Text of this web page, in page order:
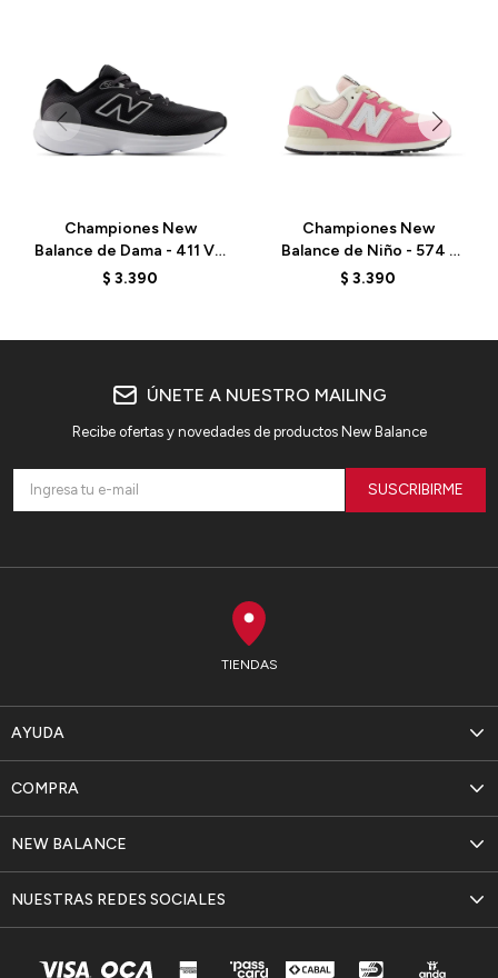
Championes New
Balance de Dama - 411 V4
- W4115L8 - BLACK
$ 3.390
Championes New
Balance de Niño - 574 -
PC574RBS - REAL PINK
$ 3.390
TIENDAS
AYUDA
NEW BALANCE
COMPRA
NUESTRAS REDES SOCIALES
ÚNETE A NUESTRO MAILING
Recibe ofertas y novedades de productos New Balance
SUSCRIBIRME